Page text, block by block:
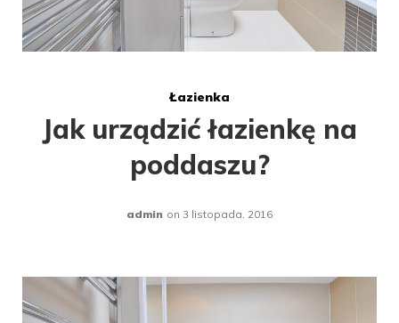
Łazienka
Jak urządzić łazienkę na
poddaszu?
admin on 3 listopada, 2016